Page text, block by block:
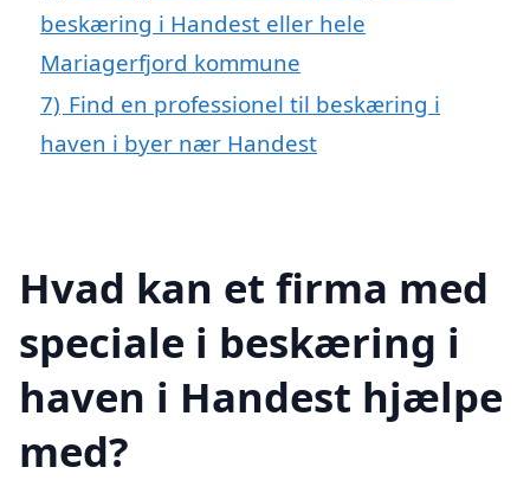
beskæring i Handest eller hele
Mariagerfjord kommune
7) Find en professionel til beskæring i
haven i byer nær Handest
Hvad kan et firma med
speciale i beskæring i
haven i Handest hjælpe
med?